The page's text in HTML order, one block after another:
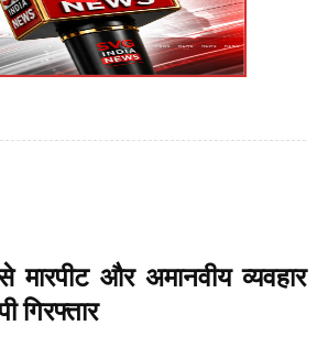
और अमानवीय व्यवहार
गिरफ्तार